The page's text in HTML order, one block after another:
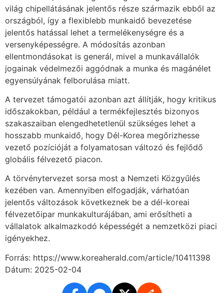
világ chipellátásának jelentős része származik ebből az
országból, így a flexiblebb munkaidő bevezetése
jelentős hatással lehet a termelékenységre és a
versenyképességre. A módosítás azonban
ellentmondásokat is generál, mivel a munkavállalók
jogainak védelmezői aggódnak a munka és magánélet
egyensúlyának felborulása miatt.
A tervezet támogatói azonban azt állítják, hogy kritikus
időszakokban, például a termékfejlesztés bizonyos
szakaszaiban elengedhetetlenül szükséges lehet a
hosszabb munkaidő, hogy Dél-Korea megőrizhesse
vezető pozícióját a folyamatosan változó és fejlődő
globális félvezető piacon.
A törvénytervezet sorsa most a Nemzeti Közgyűlés
kezében van. Amennyiben elfogadják, várhatóan
jelentős változások következnek be a dél-koreai
félvezetőipar munkakulturájában, ami erősítheti a
vállalatok alkalmazkodó képességét a nemzetközi piaci
igényekhez.
Forrás: https://www.koreaherald.com/article/10411398
Dátum: 2025-02-04